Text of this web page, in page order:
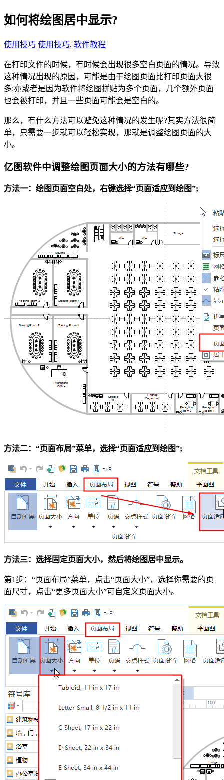
如何将绘图居中显示?
使用技巧 使用技巧, 软件教程
在打印文件的时候，有时候会出现很多空白页面的情况。导致
这种情况出现的原因，可能是由于绘图页面比打印页面大很
多;亦或者是因为软件将绘图拼贴为多个页面，几个额外页面
也会被打印，并且一些页面可能会是空白的。
那么，有什么方法可以避免这种情况的发生呢?其实方法很简
单，只需要一步就可以轻松实现，那就是调整绘图页面的大
小。
亿图软件中调整绘图页面大小的方法有哪些?
方法一：绘图页面空白处，右键选择“页面适应到绘图”;
方法二：“页面布局”菜单，选择“页面适应到绘图”;
方法三：选择固定页面大小，然后将绘图居中显示。
第1步：“页面布局”菜单，点击“页面大小”，选择你需要的页
面尺寸，点击“更多页面大小”可自定义页面大小。